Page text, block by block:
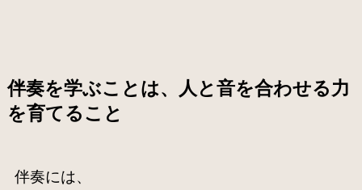
伴奏を学ぶことは、人と音を合わせる力
を育てること
伴奏には、